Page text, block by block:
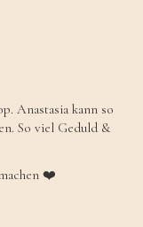
Anastasia kann so
So viel Geduld &
❤️